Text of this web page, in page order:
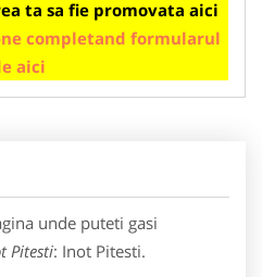
ta sa fie promovata aici
completand formularul
aici
unde puteti gasi
Pitesti: Inot Pitesti.